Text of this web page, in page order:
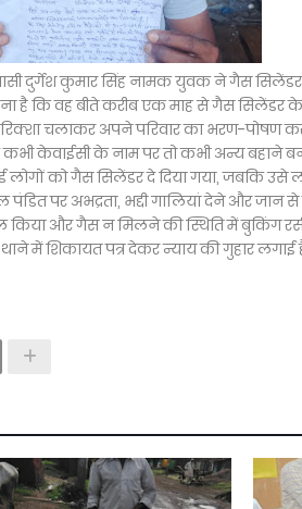
दुर्गेश कुमार सिंह नामक युवक ने गैस
है कि वह बीते करीब एक माह से गैस सिलेंडर
चलाकर अपने परिवार का भरण-पोषण
केवाईसी के नाम पर तो कभी अन्य बहाने
को गैस सिलेंडर दे दिया गया, जबकि उसे
पर अभद्रता, भद्दी गालियां देने और
और गैस न मिलने की स्थिति में बुकिंग
में शिकायत पत्र देकर न्याय की गुहार